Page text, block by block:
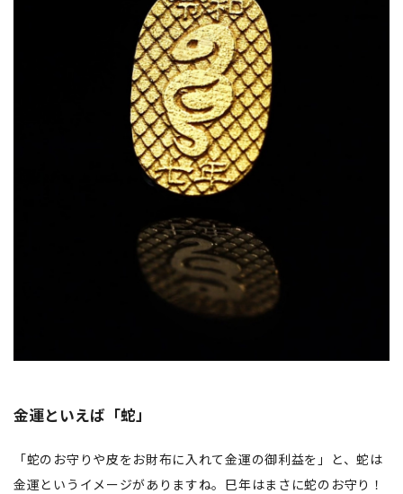
金運といえば「蛇」
「蛇のお守りや皮をお財布に入れて金運の御利益を」と、蛇は
金運というイメージがありますね。巳年はまさに蛇のお守り！